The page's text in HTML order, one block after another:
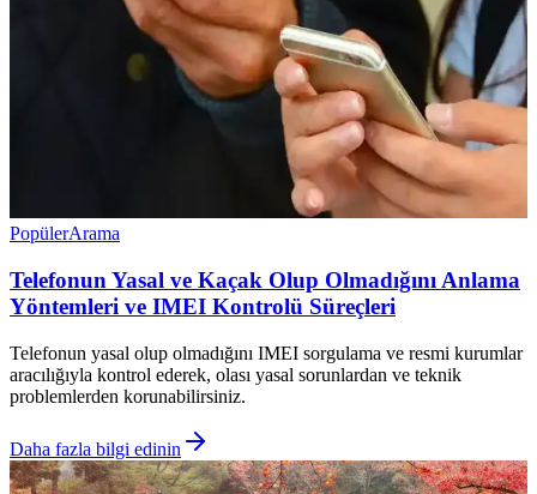
PopülerArama
Telefonun Yasal ve Kaçak Olup Olmadığını Anlama
Yöntemleri ve IMEI Kontrolü Süreçleri
Telefonun yasal olup olmadığını IMEI sorgulama ve resmi kurumlar
aracılığıyla kontrol ederek, olası yasal sorunlardan ve teknik
problemlerden korunabilirsiniz.
Daha fazla bilgi edinin